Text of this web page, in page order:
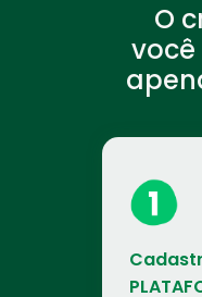
O
você